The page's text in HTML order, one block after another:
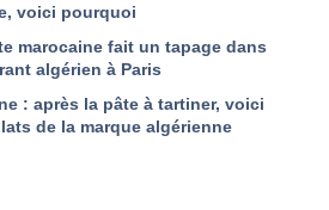
voici pourquoi
marocaine fait un tapage dans
algérien à Paris
: après la pâte à tartiner, voici
de la marque algérienne